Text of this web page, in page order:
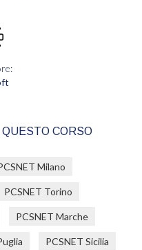
CORSO
Milano
PCSNET Torino
PCSNET Marche
PCSNET Sicilia